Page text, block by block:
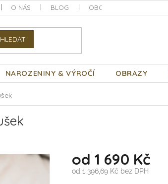
O NÁS BLOG OBCHODNÍ PODMÍNKY
HLEDAT
NAROZENINY & VÝROČÍ OBRAZY
od 1 690 Kč
od 1 396,69 Kč bez DPH